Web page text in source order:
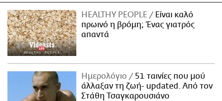
HEALTHY PEOPLE
Είναι καλό
πρωινό η βρόμη; Ένας γιατρός
απαντά
Ημερολόγιο
51 ταινίες που μού
άλλαξαν τη ζωή- updated. Aπό τον
Στάθη Τσαγκαρουσιάνο